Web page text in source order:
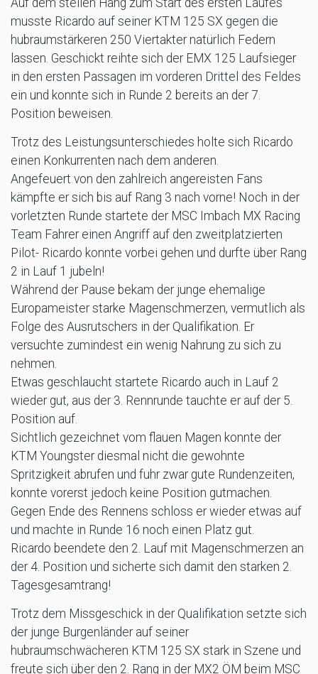
musste Ricardo auf seiner KTM 125 SX gegen die
hubraumstärkeren 250 Viertakter natürlich Federn
lassen. Geschickt reihte sich der EMX 125 Laufsieger
in den ersten Passagen im vorderen Drittel des Feldes
ein und konnte sich in Runde 2 bereits an der 7.
Position beweisen.
Trotz des Leistungsunterschiedes holte sich Ricardo
einen Konkurrenten nach dem anderen.
Angefeuert von den zahlreich angereisten Fans
kämpfte er sich bis auf Rang 3 nach vorne! Noch in der
vorletzten Runde startete der MSC Imbach MX Racing
Team Fahrer einen Angriff auf den zweitplatzierten
Pilot- Ricardo konnte vorbei gehen und durfte über Rang
2 in Lauf 1 jubeln!
Während der Pause bekam der junge ehemalige
Europameister starke Magenschmerzen, vermutlich als
Folge des Ausrutschers in der Qualifikation. Er
versuchte zumindest ein wenig Nahrung zu sich zu
nehmen.
Etwas geschlaucht startete Ricardo auch in Lauf 2
wieder gut, aus der 3. Rennrunde tauchte er auf der 5.
Position auf.
Sichtlich gezeichnet vom flauen Magen konnte der
KTM Youngster diesmal nicht die gewohnte
Spritzigkeit abrufen und fuhr zwar gute Rundenzeiten,
konnte vorerst jedoch keine Position gutmachen.
Gegen Ende des Rennens schloss er wieder etwas auf
und machte in Runde 16 noch einen Platz gut.
Ricardo beendete den 2. Lauf mit Magenschmerzen an
der 4. Position und sicherte sich damit den starken 2.
Tagesgesamtrang!
Trotz dem Missgeschick in der Qualifikation setzte sich
der junge Burgenländer auf seiner
hubraumschwächeren KTM 125 SX stark in Szene und
freute sich über den 2. Rang in der MX2 ÖM beim MSC